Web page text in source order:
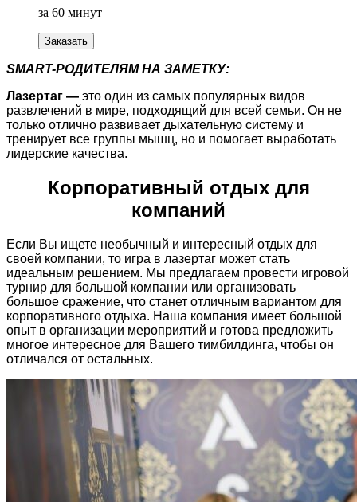
за 60 минут
Заказать
SMART-РОДИТЕЛЯМ НА ЗАМЕТКУ:
Лазертаг — это один из самых популярных видов
развлечений в мире, подходящий для всей семьи. Он не
только отлично развивает дыхательную систему и
тренирует все группы мышц, но и помогает выработать
лидерские качества.
Корпоративный отдых для
компаний
Если Вы ищете необычный и интересный отдых для
своей компании, то игра в лазертаг может стать
идеальным решением. Мы предлагаем провести игровой
турнир для большой компании или организовать
большое сражение, что станет отличным вариантом для
корпоративного отдыха. Наша компания имеет большой
опыт в организации мероприятий и готова предложить
многое интересное для Вашего тимбилдинга, чтобы он
отличался от остальных.